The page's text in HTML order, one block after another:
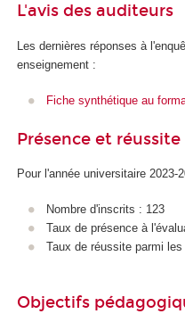
L'avis des auditeurs
Les dernières réponses à
enseignement :
Fiche synthétique au
Présence et
Pour l'année universitaire 2023-
Nombre d'inscrits : 123
Taux de présence à
Taux de réussite parmi
Objectifs